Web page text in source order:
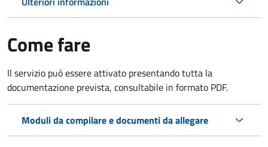
Come fare
Il servizio può essere attivato presentando tutta la
documentazione prevista, consultabile in formato PDF.
Moduli da compilare e documenti da allegare